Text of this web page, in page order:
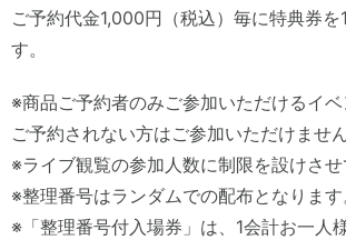
ご予約代金1,000円（税込）毎に特典券を
す。
※商品ご予約者のみご参加いただけるイベ
ご予約されない方はご参加いただけません
※ライブ観覧の参加人数に制限を設けさせ
※整理番号はランダムでの配布となります
※「整理番号付入場券」は、1会計お一人